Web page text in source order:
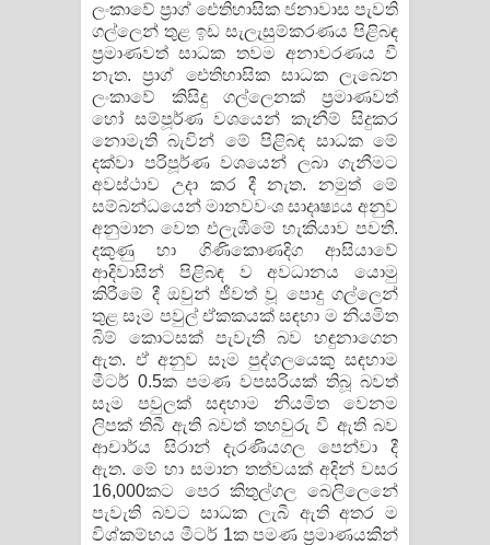
ලංකාවේ ප‍්‍රාග් ඓතිහාසික ජනාවාස පැවති
ගල්ලෙන් තුළ ඉඩ සැලැසුම්කරණය පිළිබඳ
ප‍්‍රමාණවත් සාධක තවම අනාවරණය වී
නැත. ප‍්‍රාග් ඓතිහාසික සාධක ලැබෙන
ලංකාවේ කිසිදු ගල්ලෙනක් ප‍්‍රමාණවත්
හෝ සම්පූර්ණ වශයෙන් කැනීම් සිදුකර
නොමැති බැවින් මේ පිළිබඳ සාධක මේ
දක්වා පරිපූර්ණ වශයෙන් ලබා ගැනීමට
අවස්ථාව උදා කර දී නැත. නමුත් මේ
සම්බන්ධයෙන් මානවවංශ සාදෘෂ්‍යය අනුව
අනුමාන වෙත එලැඹීමේ හැකියාව පවතී.
දකුණු හා ගිණිකොණදිග ආසියාවේ
ආදිවාසින් පිළිබඳ ව අවධානය යොමු
කිරීමේ දී ඔවුන් ජීවත් වූ පොදු ගල්ලෙන්
තුළ සෑම පවුල් ඒකකයක් සඳහා ම නියමිත
බිම් කොටසක් පැවැති බව හඳුනාගෙන
ඇත. ඒ අනුව සෑම පුද්ගලයෙකු සඳහාම
මීටර් 0.5ක පමණ වපසරියක් තිබූ බවත්
සෑම පවුලක් සඳහාම නියමිත වෙනම
ලිපක් තිබී ඇති බවත් තහවුරු වී ඇති බව
ආචාර්ය සිරාන් දැරණියගල පෙන්වා දී
ඇත. මේ හා සමාන තත්වයක් අදින් වසර
16,000කට පෙර කිතුල්ගල බෙලිලෙනේ
පැවැති බවට සාධක ලැබී ඇති අතර ම
විශ්කම්භය මීටර් 1ක පමණ ප‍්‍රමාණයකින්